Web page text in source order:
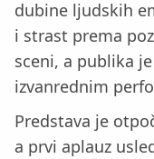
dubine ljudskih
i strast prema
sceni, a publika
izvanrednim
Predstava je
a prvi aplauz